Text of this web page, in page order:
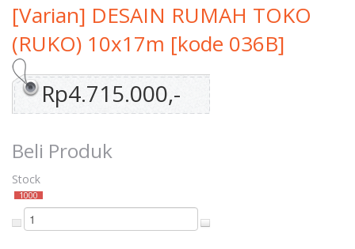
[Varian] DESAIN RUMAH TOKO
(RUKO) 10x17m [kode 036B]
Rp4.715.000,-
Beli Produk
Stock
1000